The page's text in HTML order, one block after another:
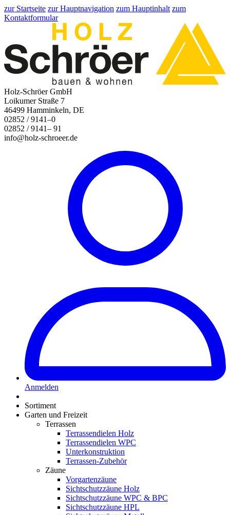
zur Startseite zur Hauptnavigation zum Hauptinhalt zum
Kontaktformular
Holz-Schröer GmbH
Loikumer Straße 7
46499 Hamminkeln, DE
02852 / 9141–0
02852 / 9141– 91
info@holz-schroeer.de
Anmelden
Sortiment
Garten und Freizeit
Terrassen
Terrassendielen Holz
Terrassendielen WPC
Unterkonstruktion
Terrassen-Zubehör
Zäune
Vorgartenzäune
Sichtschutzzäune Holz
Sichtschutzzäune WPC & BPC
Sichtschutzzäune HPL